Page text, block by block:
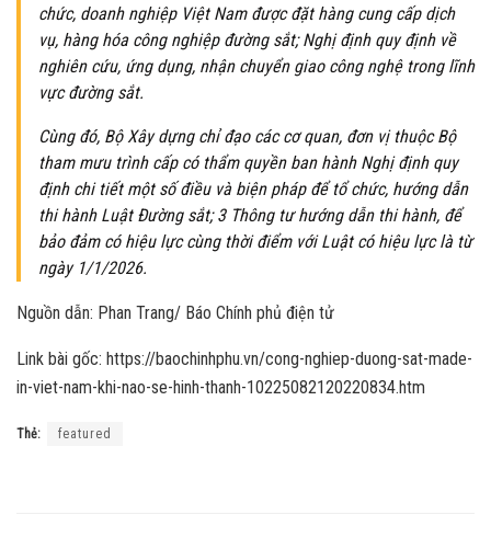
chức, doanh nghiệp Việt Nam được đặt hàng cung cấp dịch
vụ, hàng hóa công nghiệp đường sắt; Nghị định quy định về
nghiên cứu, ứng dụng, nhận chuyển giao công nghệ trong lĩnh
vực đường sắt.
Cùng đó, Bộ Xây dựng chỉ đạo các cơ quan, đơn vị thuộc Bộ
tham mưu trình cấp có thẩm quyền ban hành Nghị định quy
định chi tiết một số điều và biện pháp để tổ chức, hướng dẫn
thi hành Luật Đường sắt; 3 Thông tư hướng dẫn thi hành, để
bảo đảm có hiệu lực cùng thời điểm với Luật có hiệu lực là từ
ngày 1/1/2026.
Nguồn dẫn: Phan Trang/ Báo Chính phủ điện tử
Link bài gốc: https://baochinhphu.vn/cong-nghiep-duong-sat-made-
in-viet-nam-khi-nao-se-hinh-thanh-10225082120220834.htm
Thẻ: featured